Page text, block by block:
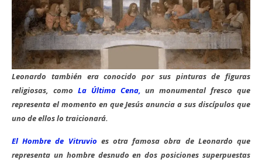
Leonardo también era conocido por sus pinturas de figuras
religiosas, como La Última Cena, un monumental fresco que
representa el momento en que Jesús anuncia a sus discípulos que
uno de ellos lo traicionará.
El Hombre de Vitruvio es otra famosa obra de Leonardo que
representa un hombre desnudo en dos posiciones superpuestas